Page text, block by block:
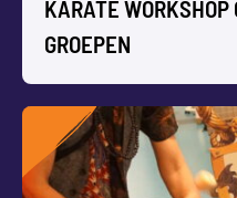
KARATE WORKSHOP
GROEPEN